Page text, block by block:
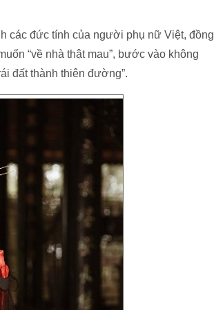
các đức tính của người phụ nữ Việt, đồng
“về nhà thật mau”, bước vào không
đất thành thiên đường”.